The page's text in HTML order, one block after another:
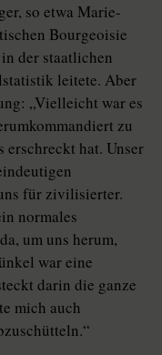
so etwa Marie-
Bourgeoisie
der staatlichen
leitete. Aber
„Vielleicht war es
zu
erschreckt hat. Unser
für zivilisierter.
normales
um uns herum,
war eine
darin die ganze
mich auch